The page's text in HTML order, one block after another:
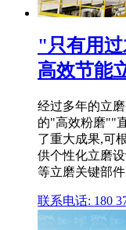
"只有用
高效节能
经过多年的立
的"高效粉磨""
了重大成果,可
供个性化立磨
等立磨关键部
联系电话: 180